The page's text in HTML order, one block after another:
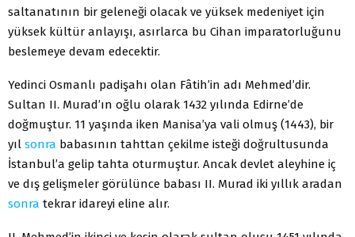
saltanatının bir geleneği olacak ve yüksek medeniyet için
yüksek kültür anlayışı, asırlarca bu Cihan imparatorluğunu
beslemeye devam edecektir.
Yedinci Osmanlı padişahı olan Fâtih’in adı Mehmed’dir.
Sultan II. Murad’ın oğlu olarak 1432 yılında Edirne’de
doğmuştur. 11 yaşında iken Manisa’ya vali olmuş (1443), bir
yıl sonra babasının tahttan çekilme isteği doğrultusunda
İstanbul’a gelip tahta oturmuştur. Ancak devlet aleyhine iç
ve dış gelişmeler görülünce babası II. Murad iki yıllık aradan
sonra tekrar idareyi eline alır.